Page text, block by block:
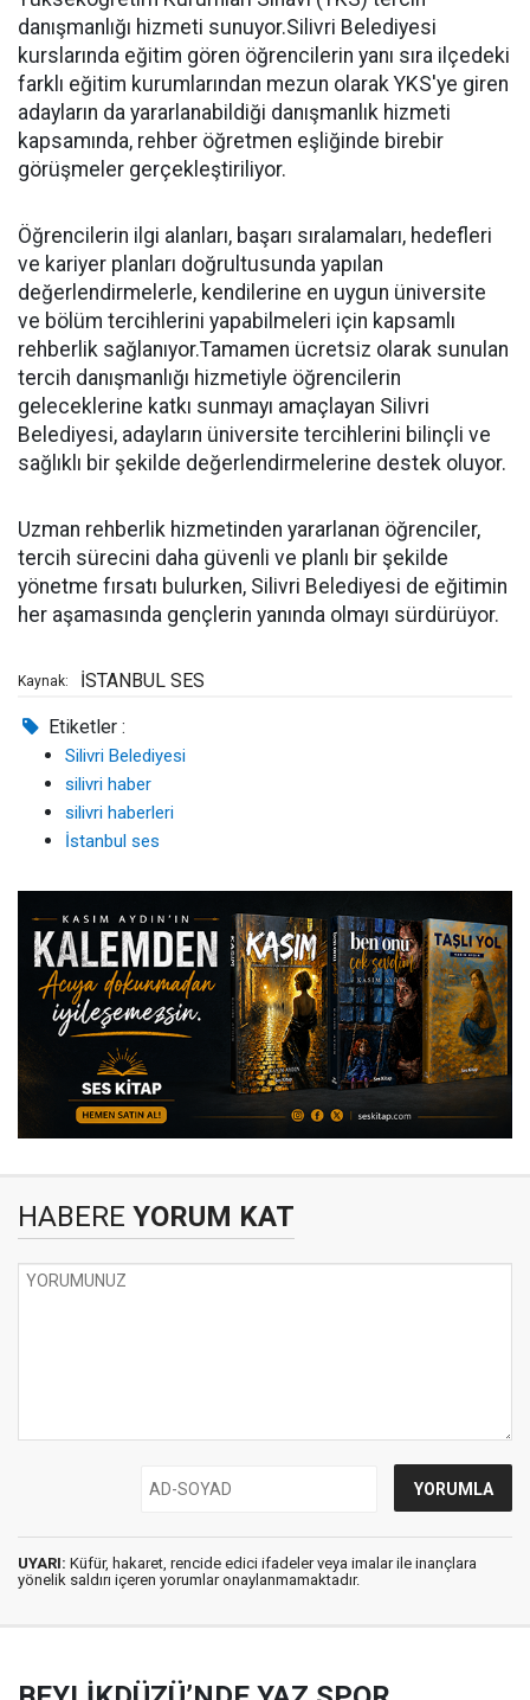
danışmanlığı hizmeti sunuyor.Silivri Belediyesi
kurslarında eğitim gören öğrencilerin yanı sıra ilçedeki
farklı eğitim kurumlarından mezun olarak YKS'ye giren
adayların da yararlanabildiği danışmanlık hizmeti
kapsamında, rehber öğretmen eşliğinde birebir
görüşmeler gerçekleştiriliyor.
Öğrencilerin ilgi alanları, başarı sıralamaları, hedefleri
ve kariyer planları doğrultusunda yapılan
değerlendirmelerle, kendilerine en uygun üniversite
ve bölüm tercihlerini yapabilmeleri için kapsamlı
rehberlik sağlanıyor.Tamamen ücretsiz olarak sunulan
tercih danışmanlığı hizmetiyle öğrencilerin
geleceklerine katkı sunmayı amaçlayan Silivri
Belediyesi, adayların üniversite tercihlerini bilinçli ve
sağlıklı bir şekilde değerlendirmelerine destek oluyor.
Uzman rehberlik hizmetinden yararlanan öğrenciler,
tercih sürecini daha güvenli ve planlı bir şekilde
yönetme fırsatı bulurken, Silivri Belediyesi de eğitimin
her aşamasında gençlerin yanında olmayı sürdürüyor.
Kaynak: İSTANBUL SES
Etiketler :
Silivri Belediyesi
silivri haber
silivri haberleri
İstanbul ses
HABERE YORUM KAT
UYARI: Küfür, hakaret, rencide edici ifadeler veya imalar ile inançlara
yönelik saldırı içeren yorumlar onaylanmamaktadır.